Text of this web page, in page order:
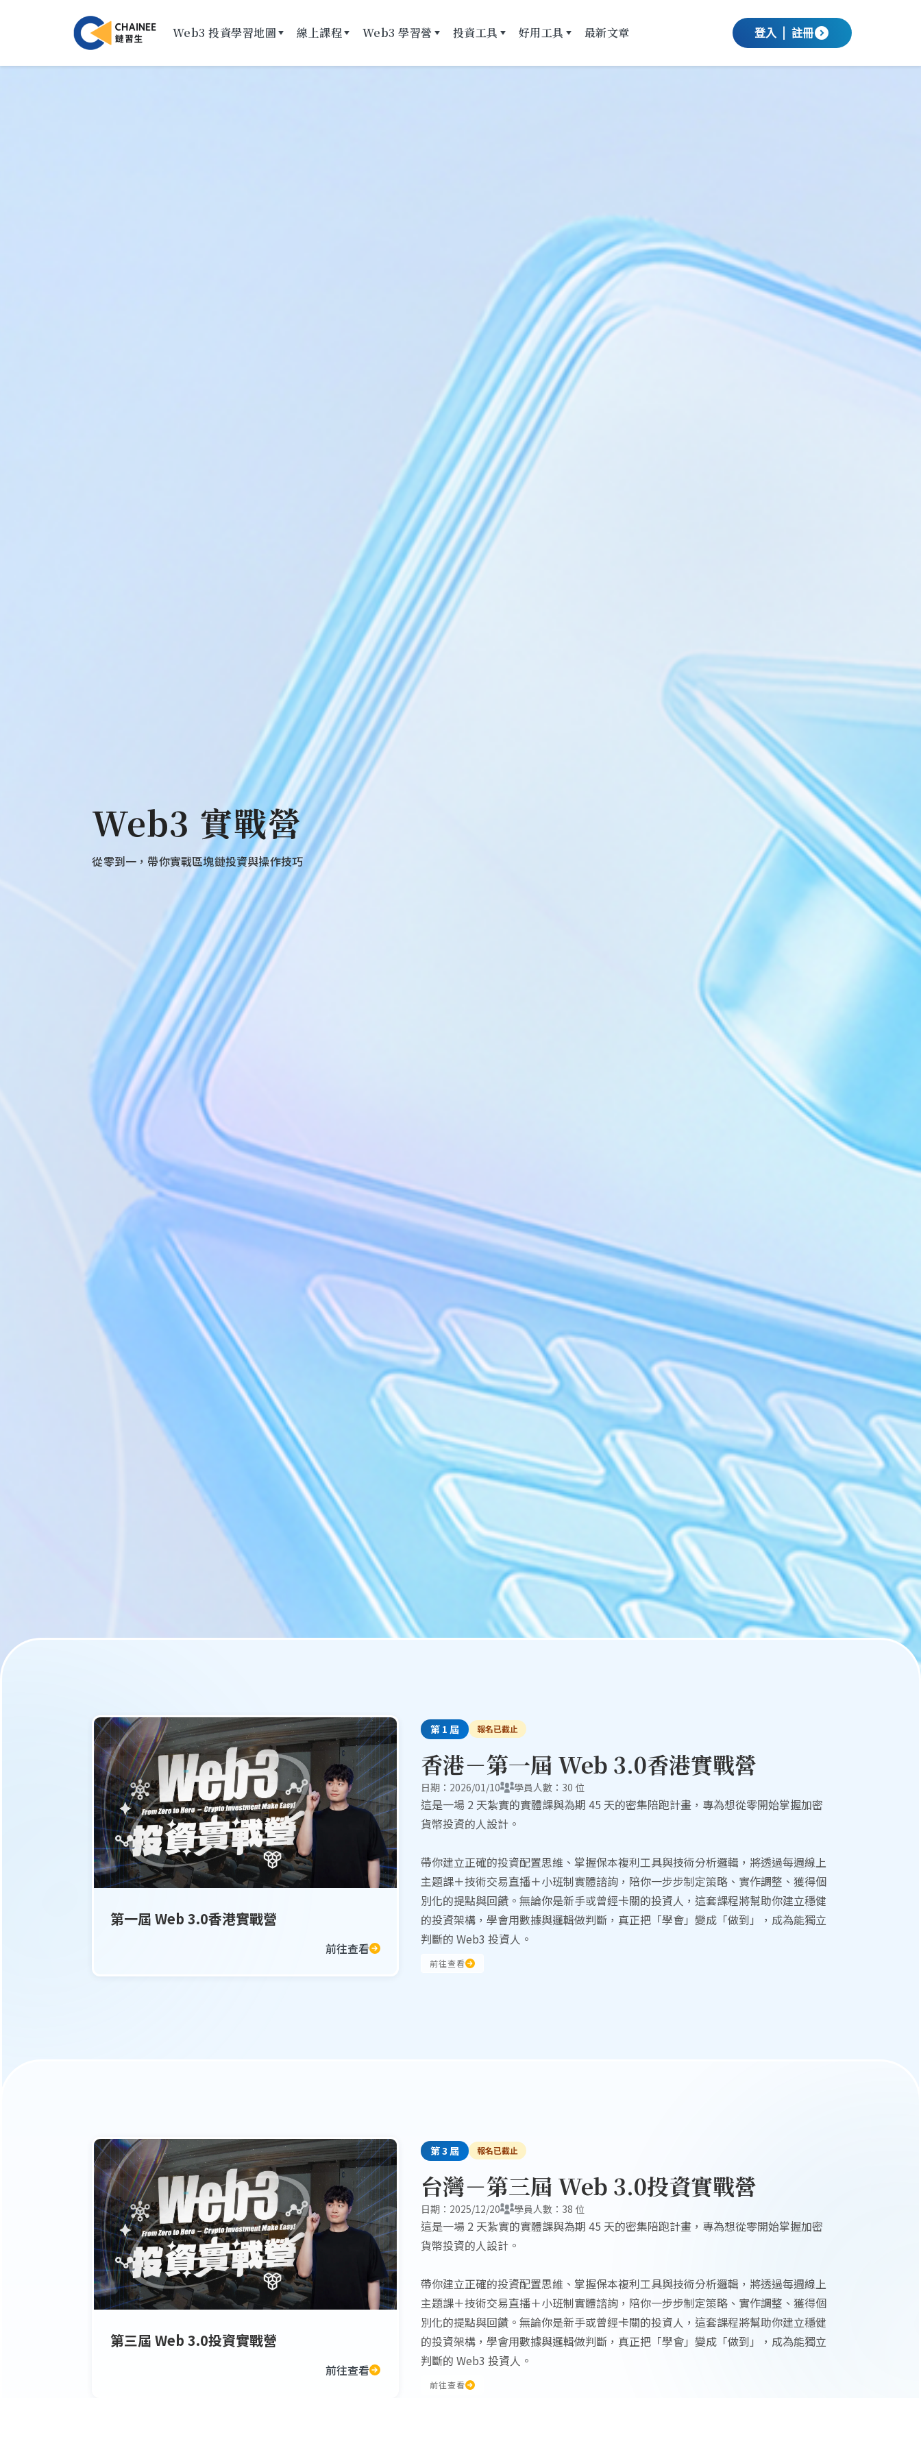
Web3 投資學習地圖 線上課程 Web3 學習營 投資工具 好用工具 最新文章 登入 註冊expand_circle_down
Web3 實戰營
從零到一，帶你實戰區塊鏈投資與操作技巧
第一屆 Web 3.0香港實戰營
前往查看
第 1 屆 報名已截止
香港－第一屆 Web 3.0香港實戰營
日期： 2026/01/10 學員人數： 30 位
這是一場 2 天紮實的實體課與為期 45 天的密集陪跑計畫，專為想從零開始掌握加密
貨幣投資的人設計。
帶你建立正確的投資配置思維、掌握保本複利工具與技術分析邏輯，將透過每週線上
主題課＋技術交易直播＋小班制實體諮詢，陪你一步步制定策略、實作調整、獲得個
別化的提點與回饋。無論你是新手或曾經卡關的投資人，這套課程將幫助你建立穩健
的投資架構，學會用數據與邏輯做判斷，真正把「學會」變成「做到」，成為能獨立
判斷的 Web3 投資人。
前往查看
第三屆 Web 3.0投資實戰營
前往查看
第3 屆 報名已截止
台灣－第三屆 Web 3.0投資實戰營
日期： 2025/12/20 學員人數： 38 位
這是一場 2 天紮實的實體課與為期 45 天的密集陪跑計畫，專為想從零開始掌握加密
貨幣投資的人設計。
帶你建立正確的投資配置思維、掌握保本複利工具與技術分析邏輯，將透過每週線上
主題課＋技術交易直播＋小班制實體諮詢，陪你一步步制定策略、實作調整、獲得個
別化的提點與回饋。無論你是新手或曾經卡關的投資人，這套課程將幫助你建立穩健
的投資架構，學會用數據與邏輯做判斷，真正把「學會」變成「做到」，成為能獨立
判斷的 Web3 投資人。
前往查看